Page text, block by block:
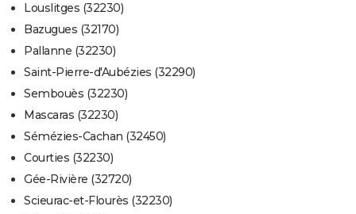
Louslitges (32230)
Bazugues (32170)
Pallanne (32230)
Saint-Pierre-d'Aubézies (32290)
Sembouès (32230)
Mascaras (32230)
Sémézies-Cachan (32450)
Courties (32230)
Gée-Rivière (32720)
Scieurac-et-Flourès (32230)